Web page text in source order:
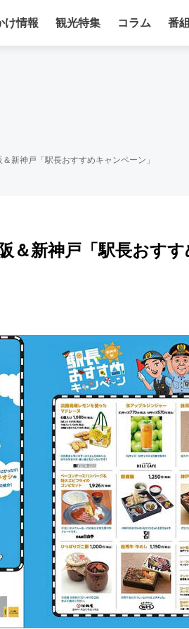
け情報 観光特集 コラム 番
新神戸「駅長おすすめキャンペーン」
新神戸「駅長おす